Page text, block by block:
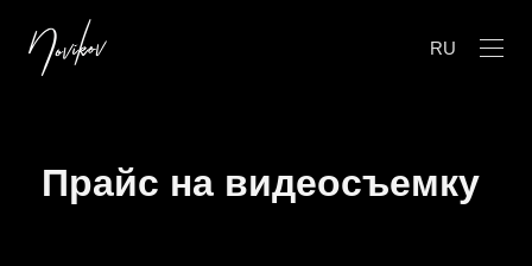
RU
Прайс на видеосъемку